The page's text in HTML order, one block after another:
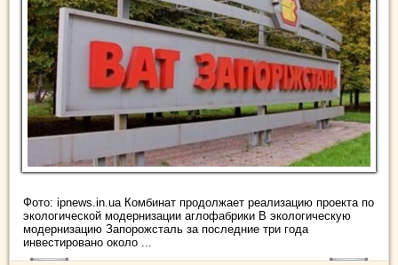
Фото: ipnews.in.ua Комбинат продолжает реализацию проекта по
экологической модернизации аглофабрики В экологическую
модернизацию Запорожсталь за последние три года
инвестировано около ...